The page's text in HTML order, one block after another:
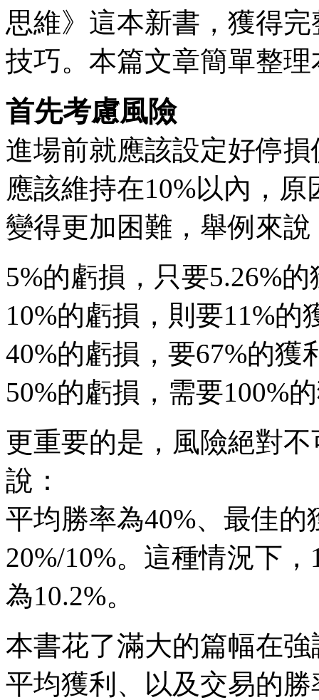
思維》這本新書，獲得
技巧。本篇文章簡單整
首先考慮風險
進場前就應該設定好停
應該維持在10%以內，
變得更加困難，舉例來說
5%的虧損，只要5.26%
10%的虧損，則要11%的
40%的虧損，要67%的獲
50%的虧損，需要100%
更重要的是，風險絕對
說：
平均勝率為40%、最佳
20%/10%。這種情況下
為10.2%。
本書花了滿大的篇幅在
平均獲利、以及交易的